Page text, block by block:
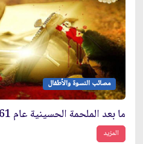
مصائب النسوة والأطفال
ما بعد الملحمة الحسينية عام 61هـ
المزيد